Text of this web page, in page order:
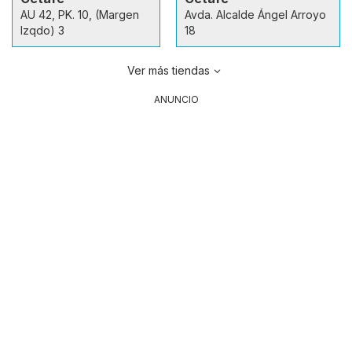
AU 42, PK. 10, (Margen
Izqdo) 3
Avda. Alcalde Ángel Arroyo
18
Ver más tiendas
ANUNCIO